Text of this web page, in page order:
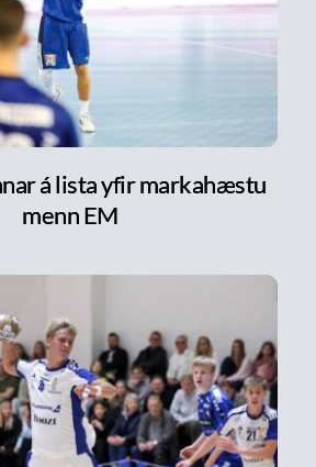
á lista yfir markahæstu
menn EM